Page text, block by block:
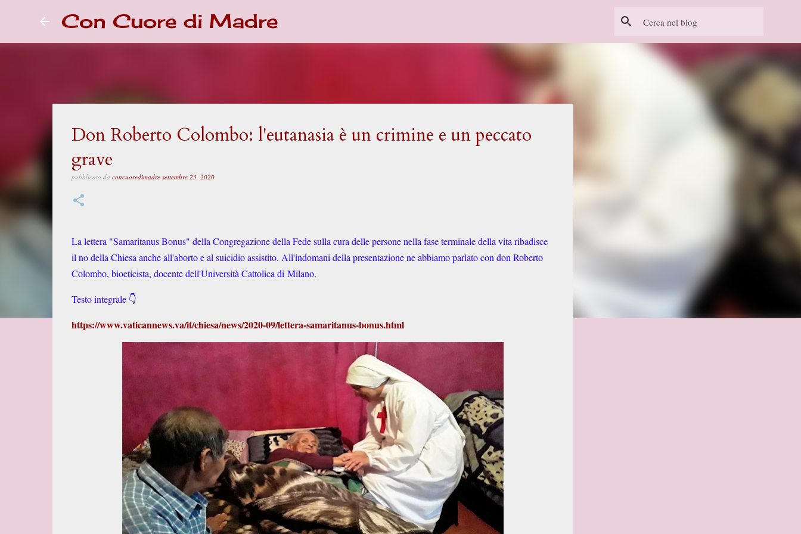
Con Cuore di Madre
Don Roberto Colombo: l'eutanasia è un crimine e un peccato
grave
pubblicato da concuoredimadre settembre 23, 2020
La lettera "Samaritanus Bonus" della Congregazione della Fede sulla cura delle persone nella fase terminale della vita ribadisce
il no della Chiesa anche all'aborto e al suicidio assistito. All'indomani della presentazione ne abbiamo parlato con don Roberto
Colombo, bioeticista, docente dell'Università Cattolica di Milano.
Testo integrale 👇
https://www.vaticannews.va/it/chiesa/news/2020-09/lettera-samaritanus-bonus.html